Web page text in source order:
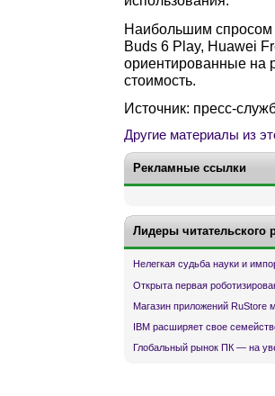
Наибольшим спросом
Buds 6 Play, Huawei
ориентированные на
стоимость.
Источник: пресс-
Другие материалы из
Рекламные ссылки
Лидеры читательского
Нелегкая судьба науки и
Открыта первая
Магазин приложений RuStore
IBM расширяет свое
Глобальный рынок ПК — на